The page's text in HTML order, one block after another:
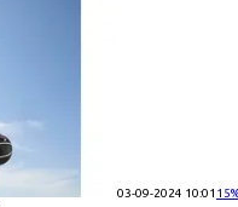
03-09-2024 10:01